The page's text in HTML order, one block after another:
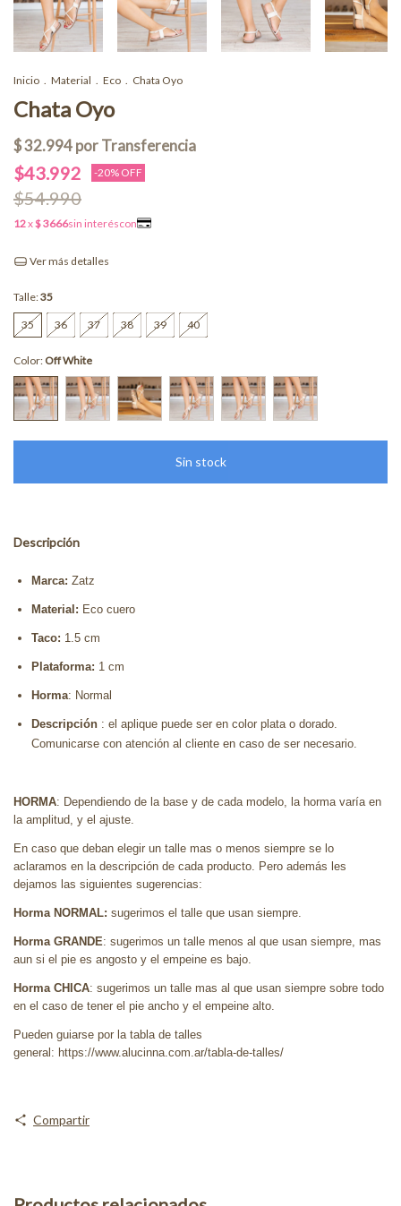
Inicio . Material . Eco . Chata Oyo
Chata Oyo
$43.992 -20% OFF
$54.990
Ver más detalles
Talle:35
35 36 37 38 39 40
Color: Off White
Descripción
Marca: Zatz
Material: Eco cuero
Taco: 1.5 cm
Plataforma: 1 cm
Horma: Normal
Descripción : el aplique puede ser en color plata o dorado.
Comunicarse con atención al cliente en caso de ser necesario.
HORMA: Dependiendo de la base y de cada modelo, la horma varía en
la amplitud, y el ajuste.
En caso que deban elegir un talle mas o menos siempre se lo
aclaramos en la descripción de cada producto. Pero además les
dejamos las siguientes sugerencias:
Horma NORMAL: sugerimos el talle que usan siempre.
Horma GRANDE: sugerimos un talle menos al que usan siempre, mas
aun si el pie es angosto y el empeine es bajo.
Horma CHICA: sugerimos un talle mas al que usan siempre sobre todo
en el caso de tener el pie ancho y el empeine alto.
Pueden guiarse por la tabla de talles
general: https://www.alucinna.com.ar/tabla-de-talles/
Compartir